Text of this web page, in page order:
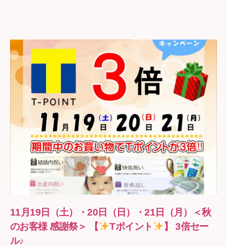
11月19日（土）・20日（日）・21日（月）＜秋
のお客様 感謝祭＞ 【
Tポイント
】 3倍セー
ル♪